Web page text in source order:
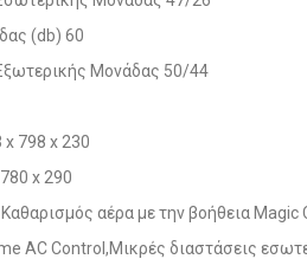
(db) 60
Μονάδας 50/44
798 x 230
x 290
αέρα με την βοήθεια
AC Control,Μικρές διαστάσεις